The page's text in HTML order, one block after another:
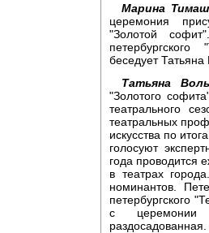
Марина
церемония
"Золотой
беседует Татьяна
Татьяна
"Золотого
театрального
театральных
искусства по
голосуют
года проводится
в театрах
номинантов.
петербургского
с церемонии
раздосадованная.